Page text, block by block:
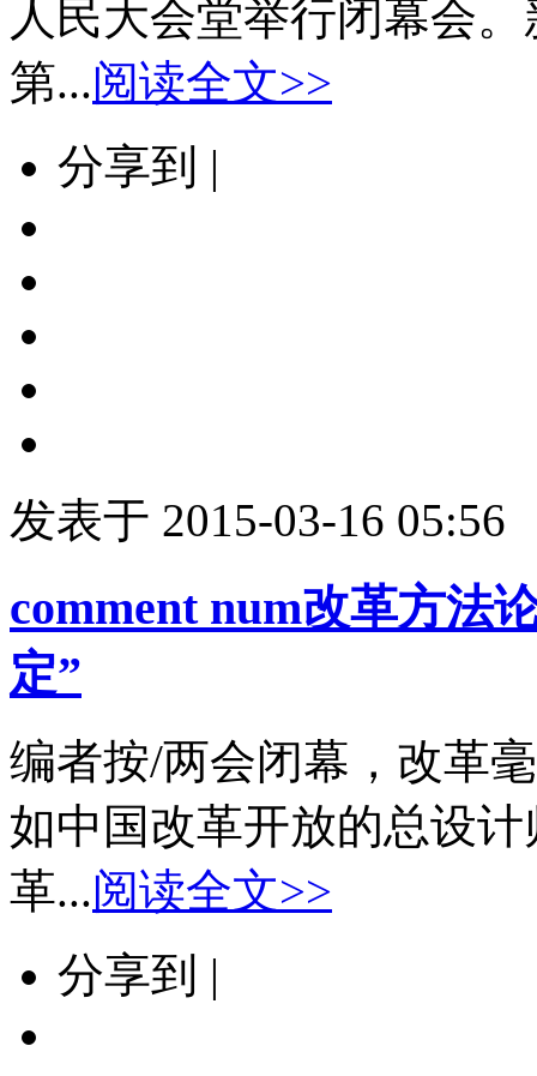
人民大会堂举行闭幕会
第...阅读全文>>
分享到 |
发表于 2015-03-16 05:56
comment num改革方法
定”
编者按/两会闭幕，改革
如中国改革开放的总设
革...阅读全文>>
分享到 |